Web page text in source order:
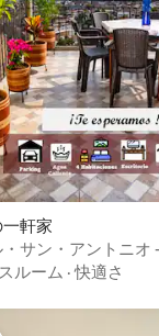
軒家
サン・アントニオ
ルーム ·快適さ